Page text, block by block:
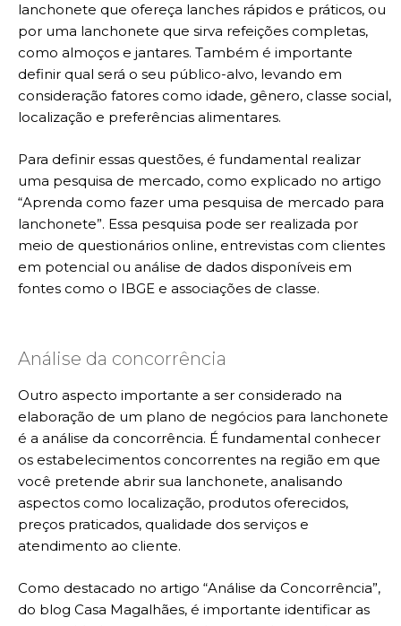
lanchonete que ofereça lanches rápidos e práticos, ou
por uma lanchonete que sirva refeições completas,
como almoços e jantares. Também é importante
definir qual será o seu público-alvo, levando em
consideração fatores como idade, gênero, classe social,
localização e preferências alimentares.
Para definir essas questões, é fundamental realizar
uma pesquisa de mercado, como explicado no artigo
“Aprenda como fazer uma pesquisa de mercado para
lanchonete”. Essa pesquisa pode ser realizada por
meio de questionários online, entrevistas com clientes
em potencial ou análise de dados disponíveis em
fontes como o IBGE e associações de classe.
Análise da concorrência
Outro aspecto importante a ser considerado na
elaboração de um plano de negócios para lanchonete
é a análise da concorrência. É fundamental conhecer
os estabelecimentos concorrentes na região em que
você pretende abrir sua lanchonete, analisando
aspectos como localização, produtos oferecidos,
preços praticados, qualidade dos serviços e
atendimento ao cliente.
Como destacado no artigo “Análise da Concorrência”,
do blog Casa Magalhães, é importante identificar as